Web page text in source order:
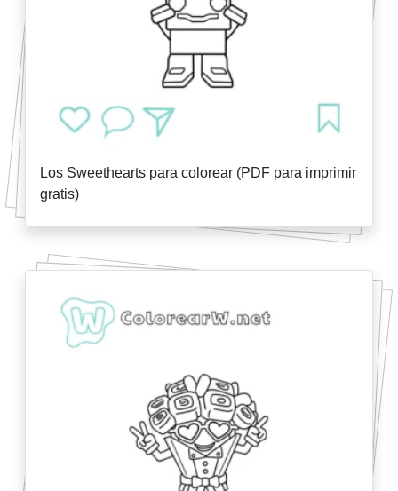
Los Sweethearts para colorear (PDF para imprimir
gratis)